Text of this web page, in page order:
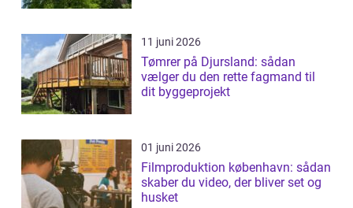
11 juni 2026
Tømrer på Djursland: sådan
vælger du den rette fagmand til
dit byggeprojekt
01 juni 2026
Filmproduktion københavn: sådan
skaber du video, der bliver set og
husket